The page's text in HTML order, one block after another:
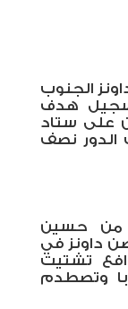
الجنوب
تسجيل هدف
على ستاد
الدور نصف
عرضية من حسين
داونز في
تشتيت
وتصطدم